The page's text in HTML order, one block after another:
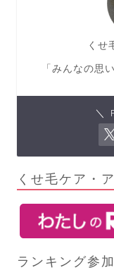
くせ
「みんなの思
＼
くせ毛ケア・
ランキング参加